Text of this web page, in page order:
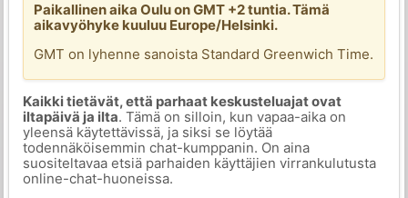
Paikallinen aika Oulu on GMT +2 tuntia. Tämä
aikavyöhyke kuuluu Europe/Helsinki.
GMT on lyhenne sanoista Standard Greenwich Time.
Kaikki tietävät, että parhaat keskusteluajat ovat
iltapäivä ja ilta. Tämä on silloin, kun vapaa-aika on
yleensä käytettävissä, ja siksi se löytää
todennäköisemmin chat-kumppanin. On aina
suositeltavaa etsiä parhaiden käyttäjien virrankulutusta
online-chat-huoneissa.